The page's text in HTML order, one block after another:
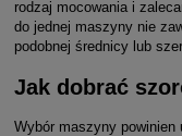
rodzaj mocowania i
do jednej maszyny nie
podobnej średnicy lub
Jak dobrać
Wybór maszyny